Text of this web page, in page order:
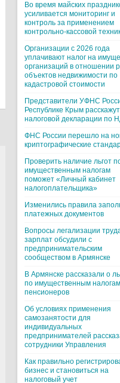
Во время майских
усиливается мониторинг и
контроль за применением
контрольно-кассовой
Организации с 2026 года
уплачивают налог на
организаций в отношении
объектов недвижимости по
кадастровой стоимости
Представители УФНС
Республике Крым
налоговой декларации по
ФНС России перешло на
криптографические
Проверить наличие льгот
имущественным налогам
поможет «Личный кабинет
налогоплательщика»
Изменились правила
платежных документов
Вопросы легализации
зарплат обсудили с
предпринимательским
сообществом в Армянске
В Армянске рассказали о
по имущественным
пенсионеров
Об условиях применения
самозанятости для
индивидуальных
предпринимателей
сотрудники Управления
Как правильно
бизнес и становиться на
налоговый учет